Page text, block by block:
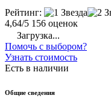
Рейтинг:
4,64/5 156 оценок
Загрузка...
Помочь с выбором?
Узнать стоимость
Есть в наличии
Общие сведения